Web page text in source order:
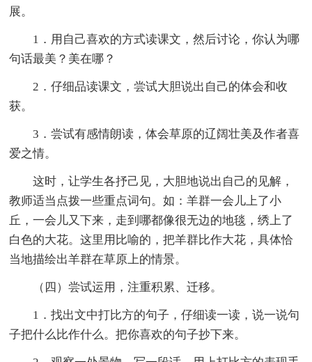
展。
1．用自己喜欢的方式读课文，然后讨论，你认为哪
句话最美？美在哪？
2．仔细品读课文，尝试大胆说出自己的体会和收
获。
3．尝试有感情朗读，体会草原的辽阔壮美及作者喜
爱之情。
这时，让学生各抒己见，大胆地说出自己的见解，
教师适当点拨一些重点词句。如：羊群一会儿上了小
丘，一会儿又下来，走到哪都像很无边的地毯，绣上了
白色的大花。这里用比喻的，把羊群比作大花，具体恰
当地描绘出羊群在草原上的情景。
（四）尝试运用，注重积累、迁移。
1．找出文中打比方的句子，仔细读一读，说一说句
子把什么比作什么。把你喜欢的句子抄下来。